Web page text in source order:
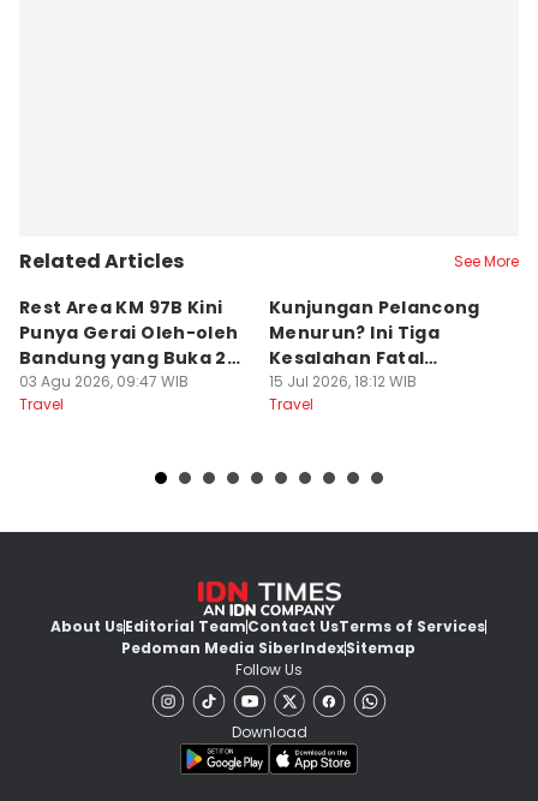
Related Articles See More
Rest Area KM 97B Kini
Punya Gerai Oleh-oleh
Bandung yang Buka 24
Jam
03 Agu 2026, 09:47 WIB
Travel
Kunjungan Pelancong
Menurun? Ini Tiga
Kesalahan Fatal
Pengelola Wisata
15 Jul 2026, 18:12 WIB
Travel
About UsEditorial TeamContact UsTerms of Services
Pedoman Media SiberIndexSitemap
Follow Us
Download